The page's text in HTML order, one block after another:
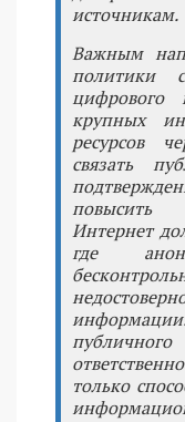
источникам.
Важным
политики
цифрового
крупных
ресурсов
связать
повысить
Интернет
где
публичного
только